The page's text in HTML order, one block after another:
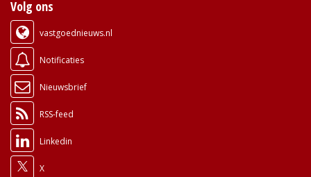
Volg ons
vastgoednieuws.nl
Notificaties
Nieuwsbrief
RSS-feed
Linkedin
X